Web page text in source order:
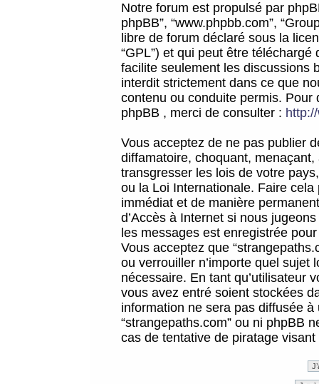
Notre forum est propulsé par
phpBB”, “www.phpbb.com”,
libre de forum déclaré sous la
“GPL”) et qui peut être téléchargé
facilite seulement les discussions
interdit strictement dans ce que
contenu ou conduite permis.
phpBB , merci de consulter :
Vous acceptez de ne pas publier
diffamatoire, choquant,
transgresser les lois de votre
ou la Loi Internationale. Faire
immédiat et de manière
d’Accès à Internet si nous
les messages est enregistrée
Vous acceptez que
ou verrouiller n’importe quel sujet
nécessaire. En tant qu’utilisateur
vous avez entré soient stockées
information ne sera pas diffusée
“strangepaths.com” ou ni phpBB
cas de tentative de piratage